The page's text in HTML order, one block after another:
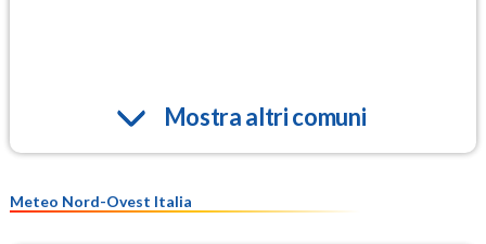
Mostra altri comuni
Meteo Nord-Ovest Italia